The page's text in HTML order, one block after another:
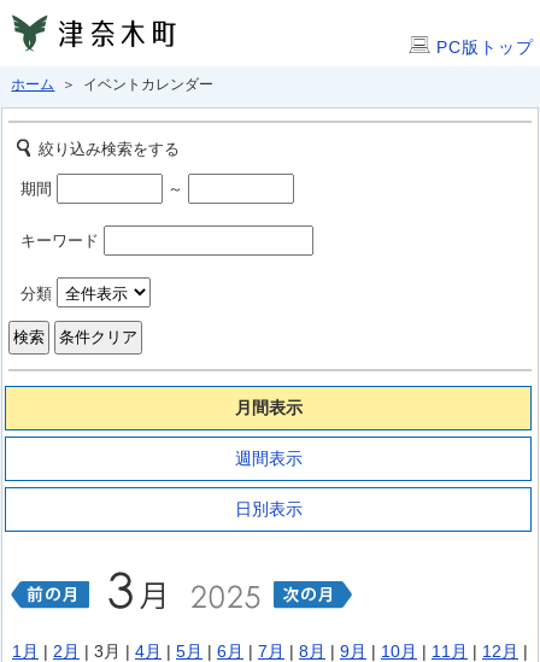
PC版トップ
ホーム ＞ イベントカレンダー
絞り込み検索をする
期間 ～
キーワード
分類
月間表示
週間表示
日別表示
1月 | 2月 | 3月 | 4月 | 5月 | 6月 | 7月 | 8月 | 9月 | 10月 | 11月 | 12月 |